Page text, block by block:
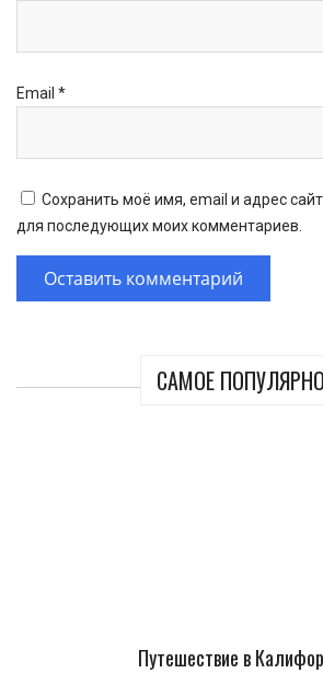
САМОЕ
Путешествие в
Email *
Сохранить моё имя, email и адрес
для последующих моих комментариев.